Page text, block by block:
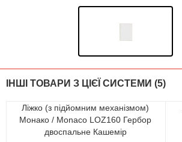
ІНШІ ТОВАРИ З ЦІЄЇ СИСТЕМИ (5)
Ліжко (з підйомним механізмом)
Монако / Monaco LOZ160 Гербор
двоспальне Кашемір